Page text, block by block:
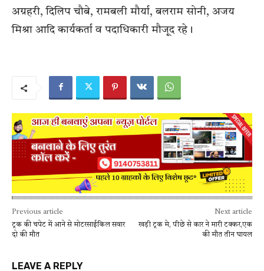
अग्रहरी, दिलिप चौबे, रामबली मौर्या, बलराम सोनी, अजय
मिश्रा आदि कार्यकर्ता व पदाधिकारी मौजूद रहे।
Previous article
ट्रक की चपेट में आने से मोटरसाईकिल सवार
दो की मौत
Next article
खड़ी ट्रक मे, पीछे से कार ने मारी टक्कर,एक
की मौत तीन घायल
LEAVE A REPLY